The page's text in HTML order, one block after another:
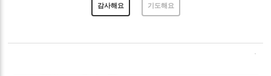
감사해요 기도해요